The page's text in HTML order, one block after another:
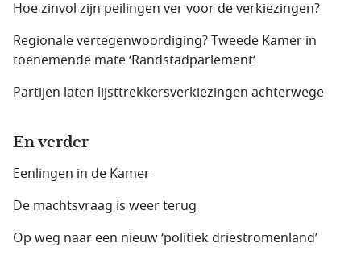
Hoe zinvol zijn peilingen ver voor de verkiezingen?
Regionale vertegenwoordiging? Tweede Kamer in
toenemende mate ‘Randstadparlement’
Partijen laten lijsttrekkersverkiezingen achterwege
En verder
Eenlingen in de Kamer
De machtsvraag is weer terug
Op weg naar een nieuw ‘politiek driestromenland’